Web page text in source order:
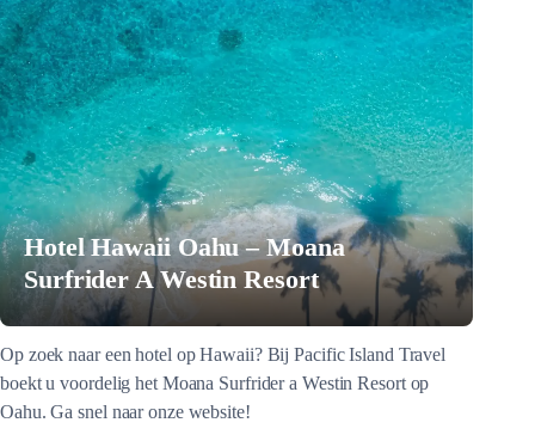
Hotel Hawaii Oahu – Moana
Surfrider A Westin Resort
Op zoek naar een hotel op Hawaii? Bij Pacific Island Travel
boekt u voordelig het Moana Surfrider a Westin Resort op
Oahu. Ga snel naar onze website!